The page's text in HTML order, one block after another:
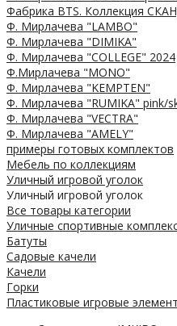
Фабрика BTS. Коллекция
Ф. Мирлачева "LAMBO"
Ф. Мирлачева "DIMIKA"
Ф. Мирлачева "COLLEGE" 2024
Ф.Мирлачева "MONO"
Ф. Мирлачева "KEMPTEN"
Ф. Мирлачева "RUMIKA" pink/
Ф. Мирлачева "VECTRA"
Ф. Мирлачева "AMELY"
примеры готовых комплектов
Мебель по коллекциям
Уличный игровой уголок
Уличный игровой уголок
Все товары категории
Уличные спортивные
Батуты
Садовые качели
Качели
Горки
Пластиковые игровые